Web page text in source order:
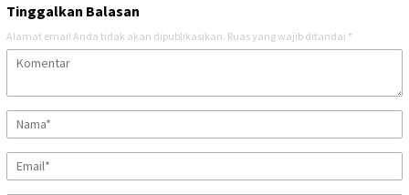
Tinggalkan Balasan
Alamat email Anda tidak akan dipublikasikan. Ruas yang wajib ditandai *